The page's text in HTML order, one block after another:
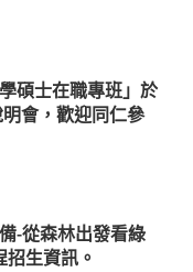
碩士在職專班」於
會，歡迎同仁參
-從森林出發看綠
生資訊。